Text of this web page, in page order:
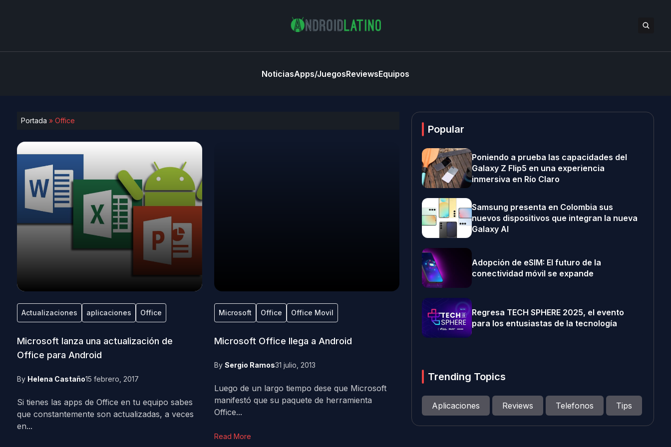
NoticiasApps/JuegosReviewsEquipos
Portada » Office
Actualizaciones aplicaciones Office
Microsoft lanza una actualización de
Office para Android
By Helena Castaño15 febrero, 2017
Si tienes las apps de Office en tu equipo sabes
que constantemente son actualizadas, a veces
en...
Microsoft Office Office Movil
Microsoft Office llega a Android
By Sergio Ramos31 julio, 2013
Luego de un largo tiempo dese que Microsoft
manifestó que su paquete de herramienta
Office...
Read More
Popular
Poniendo a prueba las capacidades del
Galaxy Z Flip5 en una experiencia
inmersiva en Río Claro
Samsung presenta en Colombia sus
nuevos dispositivos que integran la nueva
Galaxy AI
Adopción de eSIM: El futuro de la
conectividad móvil se expande
Regresa TECH SPHERE 2025, el evento
para los entusiastas de la tecnología
Trending Topics
Aplicaciones Reviews Telefonos Tips